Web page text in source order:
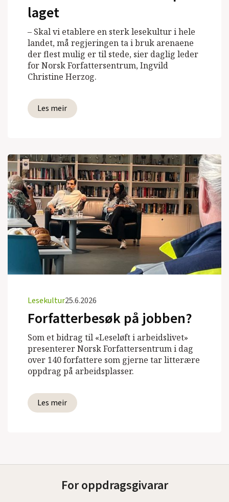
laget
– Skal vi etablere en sterk lesekultur i hele
landet, må regjeringen ta i bruk arenaene
der flest mulig er til stede, sier daglig leder
for Norsk Forfattersentrum, Ingvild
Christine Herzog.
Les meir
Lesekultur25.6.2026
Forfatterbesøk på jobben?
Som et bidrag til «Leseløft i arbeidslivet»
presenterer Norsk Forfattersentrum i dag
over 140 forfattere som gjerne tar litterære
oppdrag på arbeidsplasser.
Les meir
For oppdragsgivarar